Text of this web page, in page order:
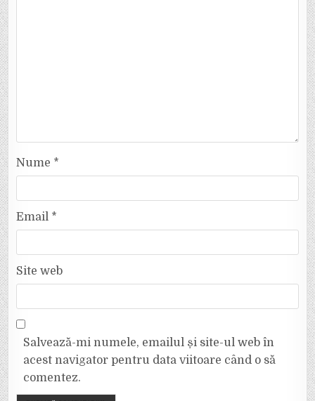
Nume *
Email *
Site web
Salvează-mi numele, emailul și site-ul web în
acest navigator pentru data viitoare când o să
comentez.